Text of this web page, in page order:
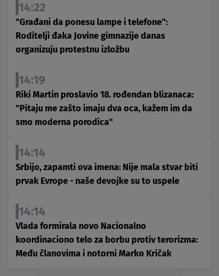
14:22
"Građani da ponesu lampe i telefone":
Roditelji đaka Jovine gimnazije danas
organizuju protestnu izložbu
14:19
Riki Martin proslavio 18. rođendan blizanaca:
"Pitaju me zašto imaju dva oca, kažem im da
smo moderna porodica"
14:14
Srbijo, zapamti ova imena: Nije mala stvar biti
prvak Evrope - naše devojke su to uspele
14:14
Vlada formirala novo Nacionalno
koordinaciono telo za borbu protiv terorizma:
Među članovima i notorni Marko Kričak